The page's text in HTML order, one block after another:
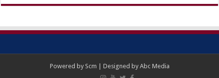
Powered by Scm | Designed by Abc Media